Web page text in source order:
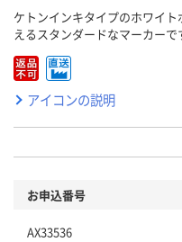
ケトンインキタイプのホワイト
えるスタンダードなマーカーで
アイコンの説明
お申込番号
AX33536